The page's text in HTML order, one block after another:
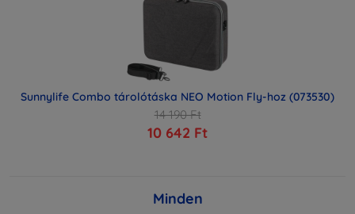
Sunnylife Combo tárolótáska NEO Motion Fly-hoz (073530)
14 190 Ft
10 642 Ft
Minden